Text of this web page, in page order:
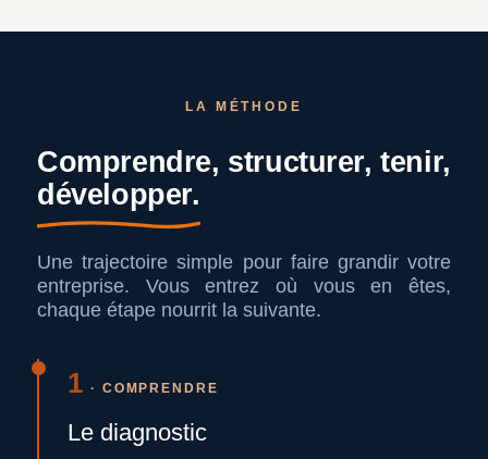
LA MÉTHODE
Comprendre, structurer, tenir,
développer.
Une trajectoire simple pour faire grandir votre
entreprise. Vous entrez où vous en êtes,
chaque étape nourrit la suivante.
1 · COMPRENDRE
Le diagnostic